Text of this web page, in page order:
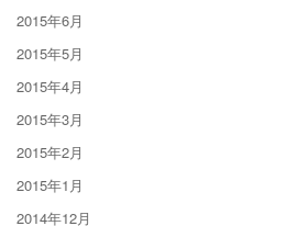
2015年6月
2015年5月
2015年4月
2015年3月
2015年2月
2015年1月
2014年12月